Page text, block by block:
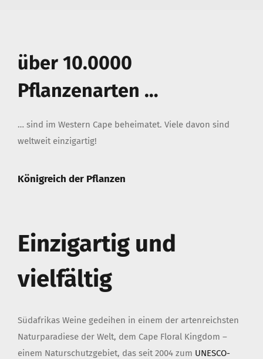
über 10.0000
Pflanzenarten …
… sind im Western Cape beheimatet. Viele davon sind
weltweit einzigartig!
Königreich der Pflanzen
Einzigartig und
vielfältig
Südafrikas Weine gedeihen in einem der artenreichsten
Naturparadiese der Welt, dem Cape Floral Kingdom –
einem Naturschutzgebiet, das seit 2004 zum UNESCO-